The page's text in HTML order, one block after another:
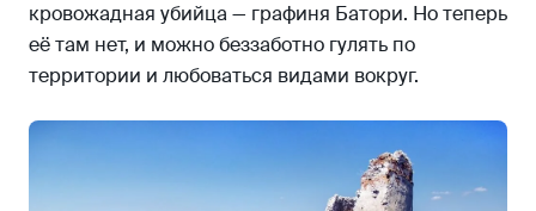
кровожадная убийца — графиня Батори. Но теперь
её там нет, и можно беззаботно гулять по
территории и любоваться видами вокруг.